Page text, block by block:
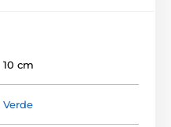
10 cm
Verde